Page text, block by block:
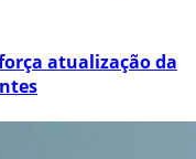
atualização da